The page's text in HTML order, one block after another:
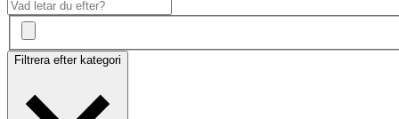
Filtrera efter kategori